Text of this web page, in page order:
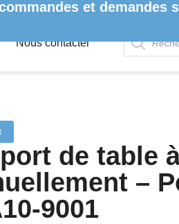
et demandes
Nous contacter
1 3CA10-9001
de table
–
9001